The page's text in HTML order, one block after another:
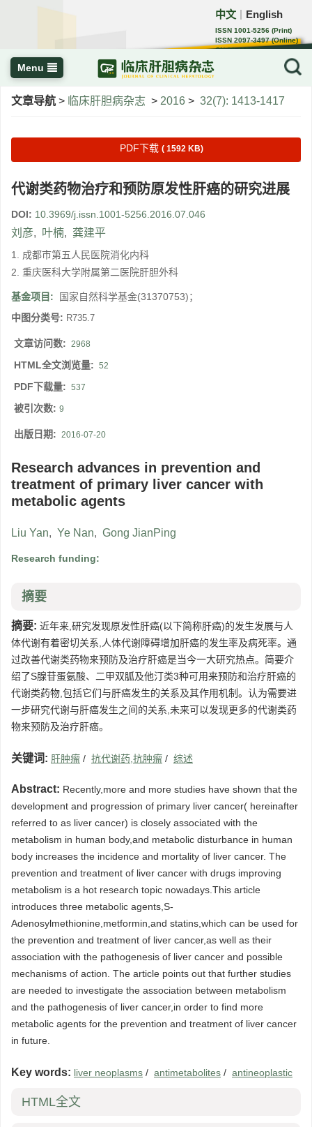
中文 English
ISSN 1001-5256 (Print)
ISSN 2097-3497 (Online)
CN 22-1108/R
Menu
文章导航 > 临床肝胆病杂志 > 2016 > 32(7): 1413-1417
PDF下载 ( 1592 KB)
代谢类药物治疗和预防原发性肝癌的研究进展
DOI: 10.3969/j.issn.1001-5256.2016.07.046
刘彦, 叶楠, 龚建平
1. 成都市第五人民医院消化内科
2. 重庆医科大学附属第二医院肝胆外科
基金项目:
国家自然科学基金(31370753)；
中图分类号: R735.7
文章访问数: 2968
HTML全文浏览量: 52
PDF下载量: 537
被引次数: 9
出版日期: 2016-07-20
Research advances in prevention and
treatment of primary liver cancer with
metabolic agents
Liu Yan, Ye Nan, Gong JianPing
Research funding:
摘要
摘要: 近年来,研究发现原发性肝癌(以下简称肝癌)的发生发展与人
体代谢有着密切关系,人体代谢障碍增加肝癌的发生率及病死率。通
过改善代谢类药物来预防及治疗肝癌是当今一大研究热点。简要介
绍了S腺苷蛋氨酸、二甲双胍及他汀类3种可用来预防和治疗肝癌的
代谢类药物,包括它们与肝癌发生的关系及其作用机制。认为需要进
一步研究代谢与肝癌发生之间的关系,未来可以发现更多的代谢类药
物来预防及治疗肝癌。
关键词: 肝肿瘤 / 抗代谢药,抗肿瘤 / 综述
Abstract: Recently,more and more studies have shown that the
development and progression of primary liver cancer( hereinafter
referred to as liver cancer) is closely associated with the
metabolism in human body,and metabolic disturbance in human
body increases the incidence and mortality of liver cancer. The
prevention and treatment of liver cancer with drugs improving
metabolism is a hot research topic nowadays.This article
introduces three metabolic agents,S-
Adenosylmethionine,metformin,and statins,which can be used for
the prevention and treatment of liver cancer,as well as their
association with the pathogenesis of liver cancer and possible
mechanisms of action. The article points out that further studies
are needed to investigate the association between metabolism
and the pathogenesis of liver cancer,in order to find more
metabolic agents for the prevention and treatment of liver cancer
in future.
Key words: liver neoplasms / antimetabolites / antineoplastic
HTML全文